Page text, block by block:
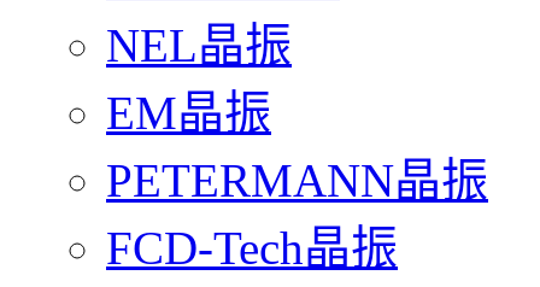
NEL晶振
EM晶振
PETERMANN晶振
FCD-Tech晶振